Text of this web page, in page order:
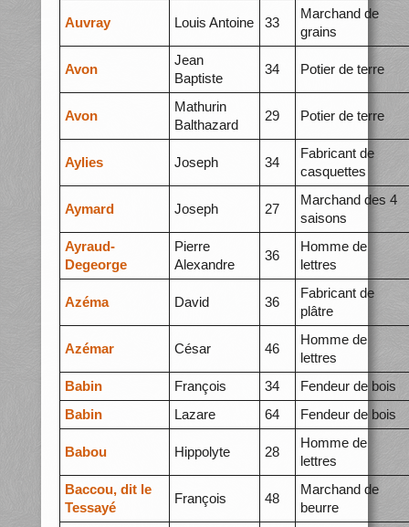
Auvray Louis Antoine 33
Marchand de
grains
Avon
Jean
Baptiste
34 Potier de terre
Avon
Mathurin
Balthazard
29 Potier de terre
Aylies Joseph 34
Fabricant de
casquettes
Aymard Joseph 27
Marchand des 4
saisons
Ayraud-
Degeorge
Pierre
Alexandre
36
Homme de
lettres
Azéma David 36
Fabricant de
plâtre
Azémar César 46
Homme de
lettres
Babin
François 34
Fendeur de bois
Babin
Lazare 64 Fendeur de bois
Babou Hippolyte 28
Homme de
lettres
Baccou, dit le
Tessayé
François 48
Marchand de
beurre